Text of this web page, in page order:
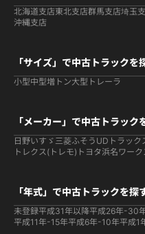
北海道支店東北支店群馬支店埼玉
沖縄支店
「サイズ」で中古トラックを
小型中型増トン大型 トレーラ
「メーカー」で中古トラック
日野いすゞ 三菱ふそう UDトラック
トレクス(トレモ) トヨタ浜名ワーク
「年式」で中古トラックを探
未登録平成31年以降平成26年-30
平成11年-15年平成6年-10年平成1